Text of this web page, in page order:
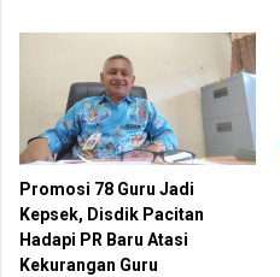
Promosi 78 Guru Jadi
Kepsek, Disdik Pacitan
Hadapi PR Baru Atasi
Kekurangan Guru